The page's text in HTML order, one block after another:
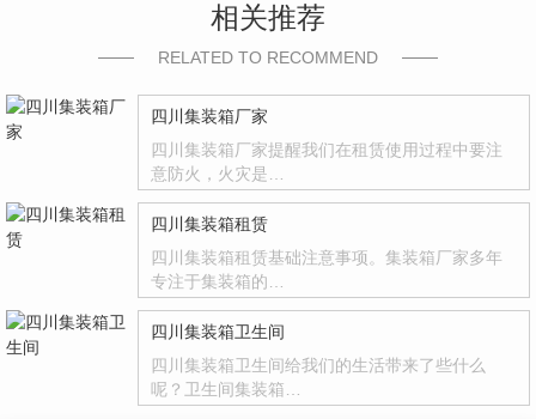
相关推荐
RELATED TO RECOMMEND
四川集装箱厂家
四川集装箱厂家提醒我们在租赁使用过程中要注
意防火，火灾是…
四川集装箱租赁
四川集装箱租赁基础注意事项。集装箱厂家多年
专注于集装箱的…
四川集装箱卫生间
四川集装箱卫生间给我们的生活带来了些什么
呢？卫生间集装箱…